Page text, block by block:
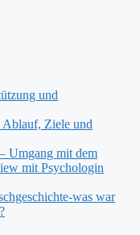
und
Ziele und
Umgang mit dem
mit Psychologin
was war